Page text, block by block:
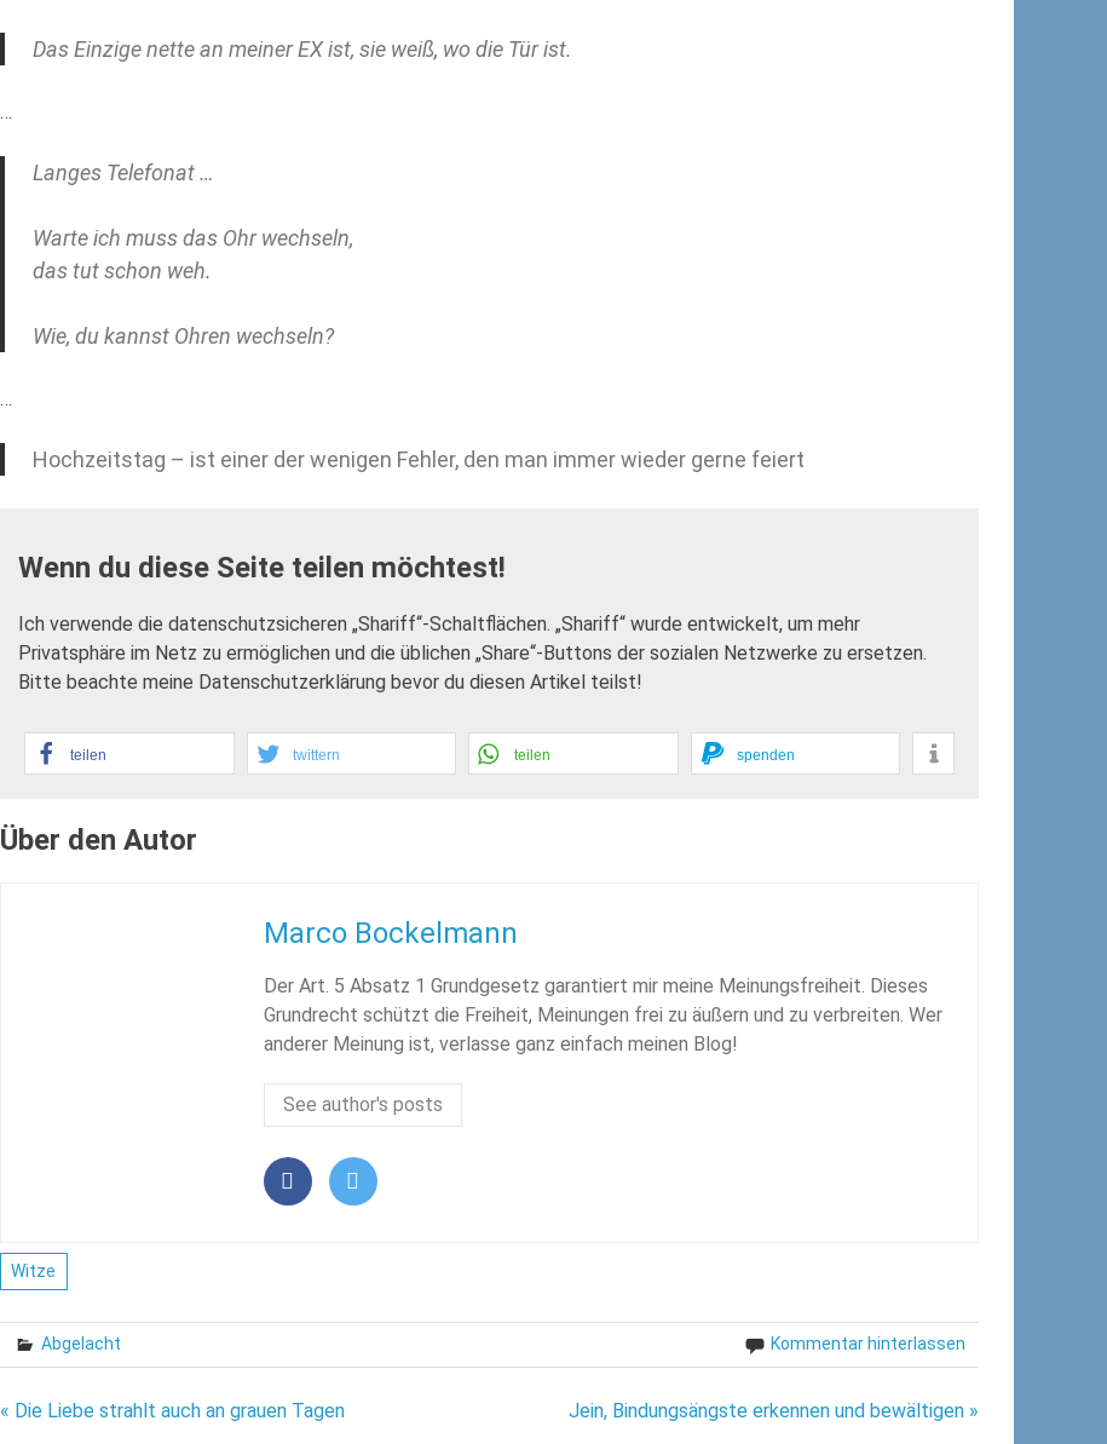
Das Einzige nette an meiner EX ist, sie weiß, wo die Tür ist.
…
Langes Telefonat …
Warte ich muss das Ohr wechseln,
das tut schon weh.
Wie, du kannst Ohren wechseln?
…
Hochzeitstag – ist einer der wenigen Fehler, den man immer wieder gerne feiert
Wenn du diese Seite teilen möchtest!
Ich verwende die datenschutzsicheren „Shariff“-Schaltflächen. „Shariff“ wurde entwickelt, um mehr
Privatsphäre im Netz zu ermöglichen und die üblichen „Share“-Buttons der sozialen Netzwerke zu ersetzen.
Bitte beachte meine Datenschutzerklärung bevor du diesen Artikel teilst!
teilen twittern teilen spenden
Über den Autor
Marco Bockelmann
Der Art. 5 Absatz 1 Grundgesetz garantiert mir meine Meinungsfreiheit. Dieses
Grundrecht schützt die Freiheit, Meinungen frei zu äußern und zu verbreiten. Wer
anderer Meinung ist, verlasse ganz einfach meinen Blog!
See author's posts
Witze
Abgelacht Kommentar hinterlassen
Beitragsnavigation
« Die Liebe strahlt auch an grauen Tagen Jein, Bindungsängste erkennen und bewältigen »